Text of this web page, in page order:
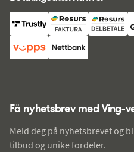
Få nyhetsbrev med Ving-
Meld deg på nyhetsbrevet og
tilbud og unike fordeler.